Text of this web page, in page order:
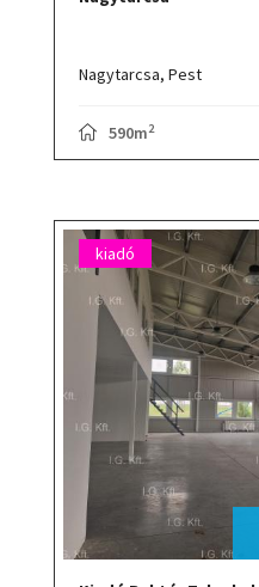
Nagytarcsa, Pest
590m2
kiadó